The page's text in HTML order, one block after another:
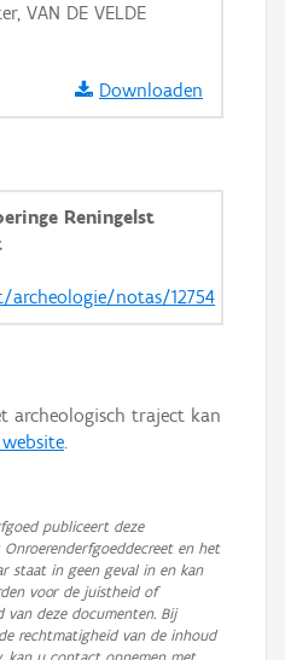
VAN DE VELDE
Downloaden
Reningelst
notas/12754
archeologisch traject kan
.
publiceert deze
en het
staat in geen geval in en kan
voor de juistheid of
deze documenten. Bij
rechtmatigheid van de inhoud